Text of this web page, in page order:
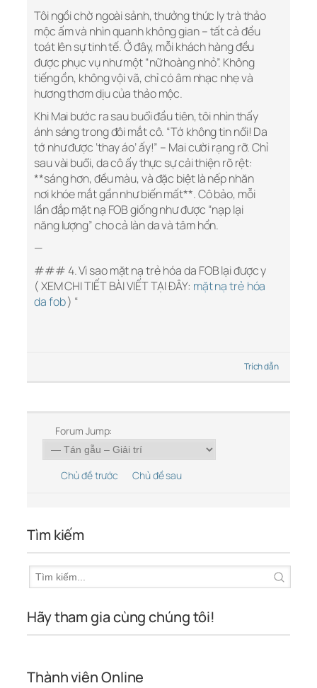
Tôi ngồi chờ ngoài sảnh, thưởng thức ly trà thảo
mộc ấm và nhìn quanh không gian – tất cả đều
toát lên sự tinh tế. Ở đây, mỗi khách hàng đều
được phục vụ như một “nữ hoàng nhỏ”. Không
tiếng ồn, không vội vã, chỉ có âm nhạc nhẹ và
hương thơm dịu của thảo mộc.
Khi Mai bước ra sau buổi đầu tiên, tôi nhìn thấy
ánh sáng trong đôi mắt cô. “Tớ không tin nổi! Da
tớ như được ‘thay áo’ ấy!” – Mai cười rạng rỡ. Chỉ
sau vài buổi, da cô ấy thực sự cải thiện rõ rệt:
**sáng hơn, đều màu, và đặc biệt là nếp nhăn
nơi khóe mắt gần như biến mất**. Cô bảo, mỗi
lần đắp mặt nạ FOB giống như được “nạp lại
năng lượng” cho cả làn da và tâm hồn.
—
### 4. Vì sao mặt nạ trẻ hóa da FOB lại được y
( XEM CHI TIẾT BÀI VIẾT TẠI ĐÂY: mặt nạ trẻ hóa
da fob) “
Trích dẫn
Forum Jump:
Chủ đề trước Chủ đề sau
Tìm kiếm
Hãy tham gia cùng chúng tôi!
Thành viên Online